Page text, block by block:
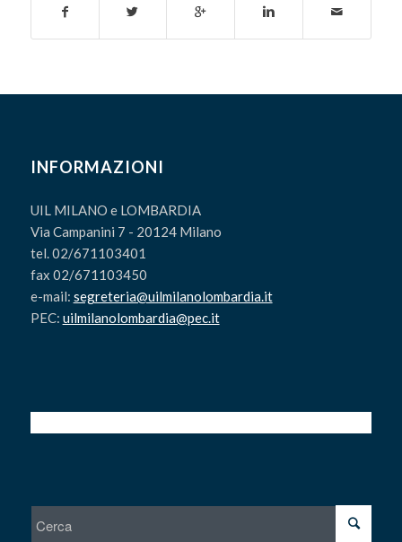
INFORMAZIONI
UIL MILANO e LOMBARDIA
Via Campanini 7 - 20124 Milano
tel. 02/671103401
fax 02/671103450
e-mail: segreteria@uilmilanolombardia.it
PEC: uilmilanolombardia@pec.it